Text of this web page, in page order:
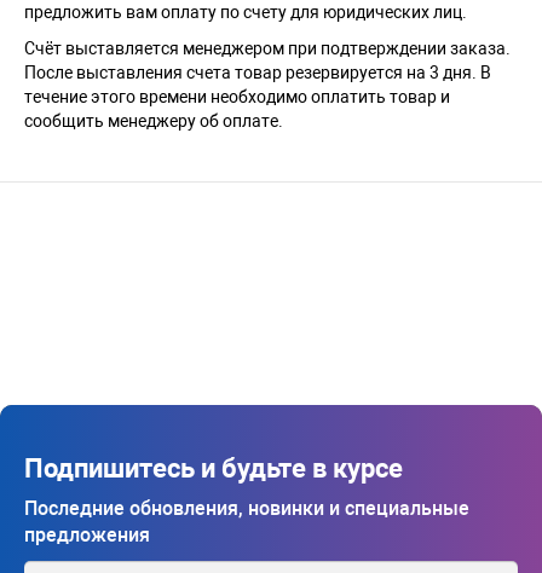
предложить вам оплату по счету для юридических лиц.
Счёт выставляется менеджером при подтверждении заказа.
После выставления счета товар резервируется на 3 дня. В
течение этого времени необходимо оплатить товар и
сообщить менеджеру об оплате.
Подпишитесь и будьте в курсе
Последние обновления, новинки и специальные
предложения